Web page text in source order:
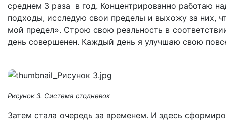
среднем 3 раза в год. Концентрированно работаю
подходы, исследую свои пределы и выхожу за них,
мой предел». Строю свою реальность в
день совершенен. Каждый день я улучшаю свою
Рисунок 3. Система стодневок
Затем стала очередь за временем. И здесь